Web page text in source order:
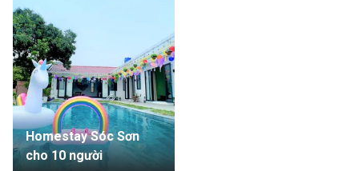
Homestay Sóc Sơn
cho 10 người